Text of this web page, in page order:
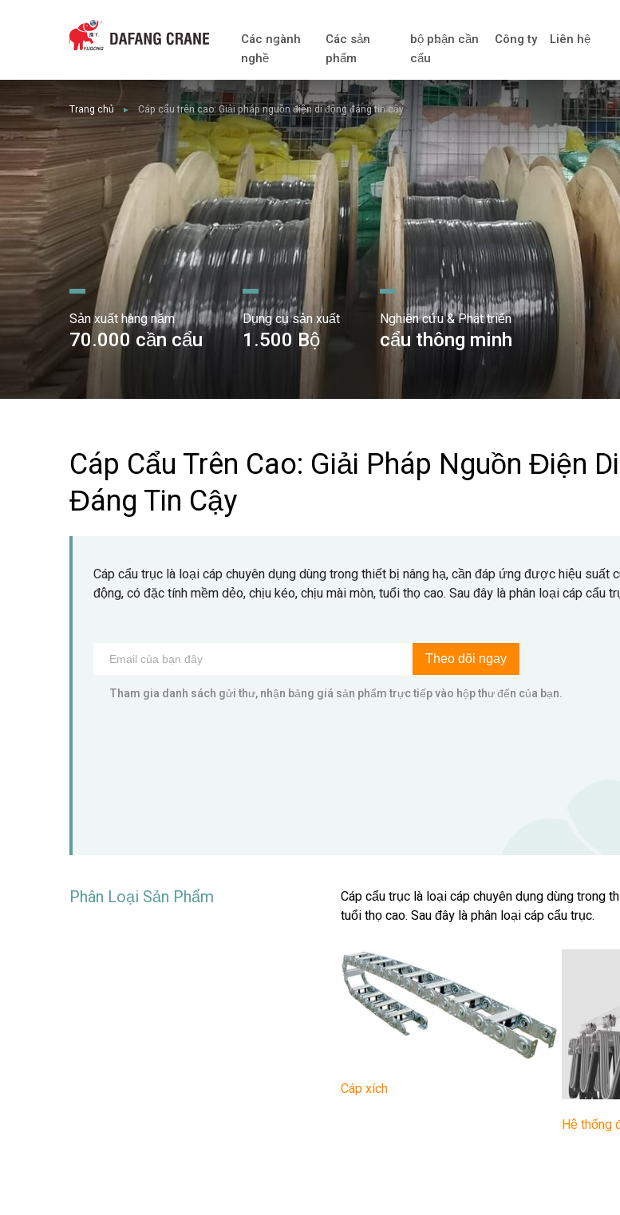
Các ngành
nghề
Các sản
phẩm
bộ phận cần
cẩu
Công ty Liên hệ
Trang chủ ► Cáp cẩu trên cao: Giải pháp nguồn điện di động đáng tin cậy
Sản xuất hàng năm
70.000 cần cẩu
Dụng cụ sản xuất
1.500 Bộ
Nghiên cứu & Phát triển
cẩu thông minh
Cáp Cẩu Trên Cao: Giải Pháp Nguồn Điện
Đáng Tin Cậy
Cáp cẩu trục là loại cáp chuyên dụng dùng trong thiết bị nâng hạ, cần đáp ứng được hiệu suất
động, có đặc tính mềm dẻo, chịu kéo, chịu mài mòn, tuổi thọ cao. Sau đây là phân loại cáp cẩu
Theo dõi ngay
Tham gia danh sách gửi thư, nhận bảng giá sản phẩm trực tiếp vào hộp thư đến của bạn.
Phân Loại Sản Phẩm
Cáp cẩu trục là loại cáp chuyên dụng dùng trong
tuổi thọ cao. Sau đây là phân loại cáp cẩu trục.
Cáp xích
Hệ thống